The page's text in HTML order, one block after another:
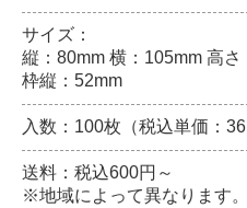
サイズ：
縦：80mm 横：105mm 高
枠縦：52mm
入数：100枚（税込単価：
送料：税込600円～
※地域によって異なります